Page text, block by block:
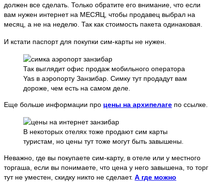
должен все сделать. Только обратите его внимание, что если
вам нужен интернет на МЕСЯЦ, чтобы продавец выбрал на
месяц, а не на неделю. Так как стоимость пакета одинаковая.
И кстати паспорт для покупки сим-карты не нужен.
Так выглядит офис продаж мобильного оператора
Yas в аэропорту Занзибар. Симку тут продадут вам
дороже, чем есть на самом деле.
Еще больше информации про цены на архипелаге по ссылке.
В некоторых отелях тоже продают сим карты
туристам, но цены тут тоже могут быть завышены.
Неважно, где вы покупаете сим-карту, в отеле или у местного
торгаша, если вы понимаете, что цена у него завышена, то торг
тут не уместен, скидку никто не сделает. А где можно